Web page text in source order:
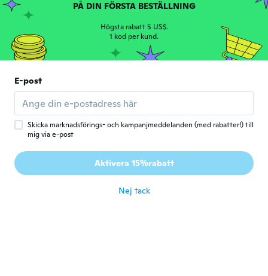
J João
D Gick med 2019 · 19 recensioner · 1 uppladdningar
för 4 år sen
M Michael
Gick med 2020 · 8 recensioner
Didn't get
PÅ DIN FÖRSTA BESTÄLLNING
Högsta rabatt 5 US$.
1 kod per kund.
E-post
Skicka marknadsförings- och kampanjmeddelanden (med rabatter!) till
mig via e-post
Aktivera 15%rabatt
Nej tack